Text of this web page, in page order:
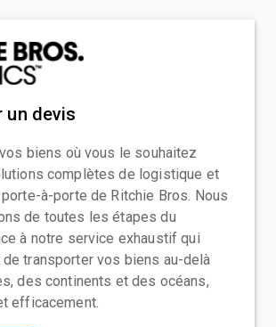
un devis
biens où vous le souhaitez
complètes de logistique et
à-porte de Ritchie Bros. Nous
de toutes les étapes du
à notre service exhaustif qui
transporter vos biens au-delà
des continents et des océans,
efficacement.